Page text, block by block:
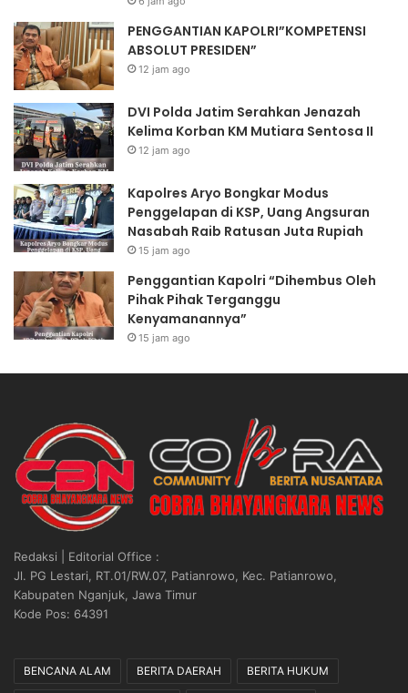
PENGGANTIAN KAPOLRI”KOMPETENSI
ABSOLUT PRESIDEN”
12 jam ago
DVI Polda Jatim Serahkan Jenazah
Kelima Korban KM Mutiara Sentosa II
12 jam ago
Kapolres Aryo Bongkar Modus
Penggelapan di KSP, Uang Angsuran
Nasabah Raib Ratusan Juta Rupiah
15 jam ago
Penggantian Kapolri “Dihembus Oleh
Pihak Pihak Terganggu
Kenyamanannya”
15 jam ago
Redaksi | Editorial Office :
Jl. PG Lestari, RT.01/RW.07, Patianrowo, Kec. Patianrowo,
Kabupaten Nganjuk, Jawa Timur
Kode Pos: 64391
BENCANA ALAM BERITA DAERAH BERITA HUKUM